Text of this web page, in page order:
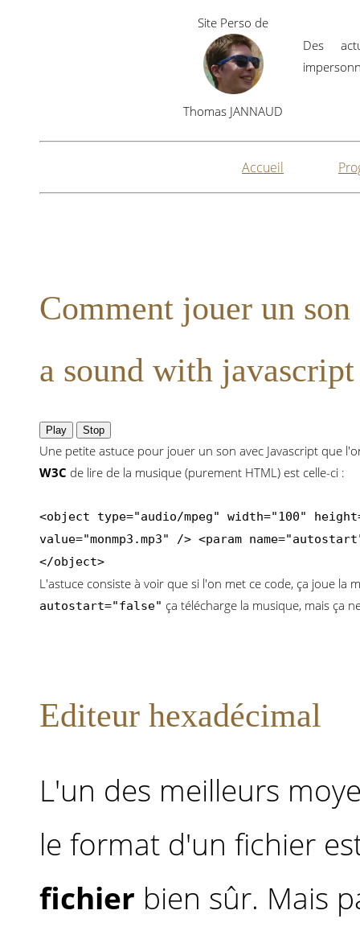
Site Perso de
Thomas JANNAUD
Des
Accueil
Comment jouer un
a sound with javascript
Play Stop
Une petite astuce pour jouer un son avec Javascript que
W3C de lire de la musique (purement HTML) est celle-ci :
<object type="audio/mpeg" width="100"
value="monmp3.mp3" /> <param
</object>
L'astuce consiste à voir que si l'on met ce code, ça joue la
autostart="false" ça télécharge la musique, mais ça
Editeur hexadécimal
L'un des meilleurs
le format d'un fichier
fichier bien sûr. Mais